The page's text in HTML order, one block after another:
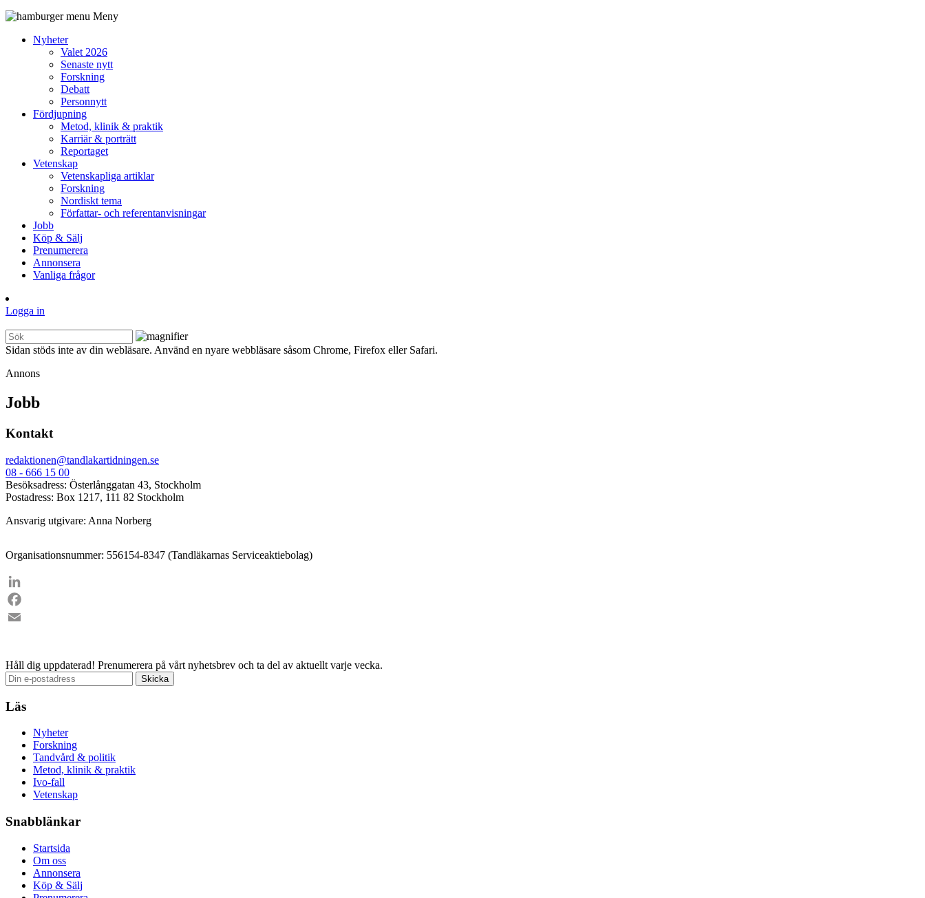
Meny
Nyheter
Valet 2026
Senaste nytt
Forskning
Debatt
Personnytt
Fördjupning
Metod, klinik & praktik
Karriär & porträtt
Reportaget
Vetenskap
Vetenskapliga artiklar
Forskning
Nordiskt tema
Författar- och referentanvisningar
Jobb
Köp & Sälj
Prenumerera
Annonsera
Vanliga frågor
Logga in
Sidan stöds inte av din webläsare. Använd en nyare webbläsare såsom Chrome, Firefox eller Safari.
Annons
Jobb
Kontakt
redaktionen@tandlakartidningen.se
08 - 666 15 00
Besöksadress: Österlånggatan 43, Stockholm
Postadress: Box 1217, 111 82 Stockholm
Ansvarig utgivare: Anna Norberg
Organisationsnummer: 556154-8347 (Tandläkarnas Serviceaktiebolag)
LinkedIn
Facebook
Håll dig uppdaterad! Prenumerera på vårt nyhetsbrev och ta del av aktuellt varje vecka.
Läs
Nyheter
Forskning
Tandvård & politik
Metod, klinik & praktik
Ivo-fall
Vetenskap
Snabblänkar
Startsida
Om oss
Annonsera
Köp & Sälj